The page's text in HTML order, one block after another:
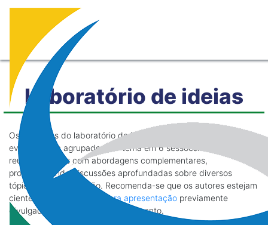
Laboratório de ideias
Os trabalhos do laboratório de ideias selecionados para o
evento foram agrupados por tema em 6 sessões. Cada sessão
reúne trabalhos com abordagens complementares,
proporcionando discussões aprofundadas sobre diversos
tópicos da computação. Recomenda-se que os autores estejam
cientes das
orientações para apresentação previamente
divulgadas pela organização do evento.